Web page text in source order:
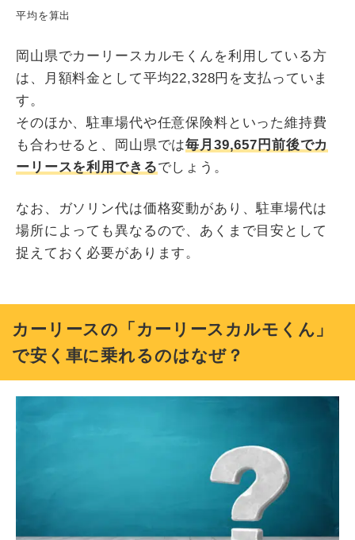
平均を算出
岡山県でカーリースカルモくんを利用している方
は、月額料金として平均22,328円を支払っていま
す。
そのほか、駐車場代や任意保険料といった維持費
も合わせると、岡山県では毎月39,657円前後でカ
ーリースを利用できるでしょう。
なお、ガソリン代は価格変動があり、駐車場代は
場所によっても異なるので、あくまで目安として
捉えておく必要があります。
カーリースの「カーリースカルモくん」
で安く車に乗れるのはなぜ？